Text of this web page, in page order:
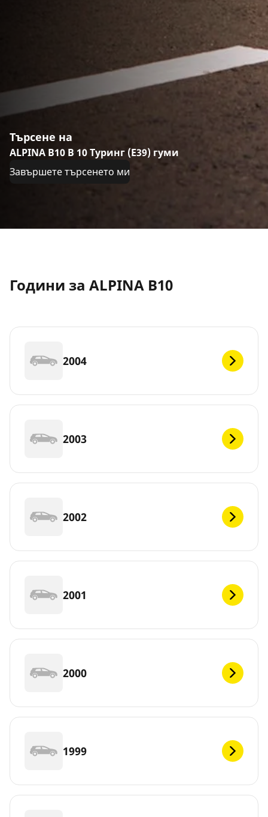
Търсене на
ALPINA B10 B 10 Туринг (E39) гуми
Завършете търсенето ми
Години за ALPINA B10
2004
2003
2002
2001
2000
1999